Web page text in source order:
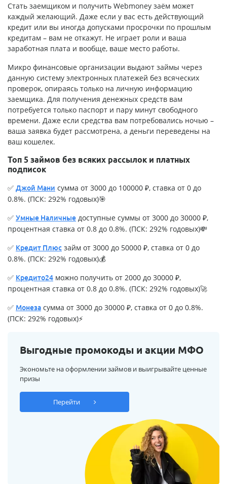
Стать заемщиком и получить Webmoney заём может
каждый желающий. Даже если у вас есть действующий
кредит или вы иногда допусками просрочки по прошлым
кредитам – вам не откажут. Не играет роли и ваша
заработная плата и вообще, ваше место работы.
Микро финансовые организации выдают займы через
данную систему электронных платежей без всяческих
проверок, опираясь только на личную информацию
заемщика. Для получения денежных средств вам
потребуется только паспорт и пару минут свободного
времени. Даже если средства вам потребовались ночью –
ваша заявка будет рассмотрена, а деньги переведены на
ваш кошелек.
Топ 5 займов без всяких рассылок и платных
подписок
✅ Джой Мани сумма от 3000 до 100000 ₽, ставка от 0 до
0.8%. (ПСК: 292% годовых)🎯
✅ Умные Наличные доступные суммы от 3000 до 30000 ₽,
процентная ставка от 0.8 до 0.8%. (ПСК: 292% годовых)💸
✅ Кредит Плюс займ от 3000 до 50000 ₽, ставка от 0 до
0.8%. (ПСК: 292% годовых)💰
✅ Кредито24 можно получить от 2000 до 30000 ₽,
процентная ставка от 0.8 до 0.8%. (ПСК: 292% годовых)🚀
✅ Монеза сумма от 3000 до 30000 ₽, ставка от 0 до 0.8%.
(ПСК: 292% годовых)⚡
Выгодные промокоды и акции МФО
Экономьте на оформлении займов и выигрывайте ценные
призы
Перейти